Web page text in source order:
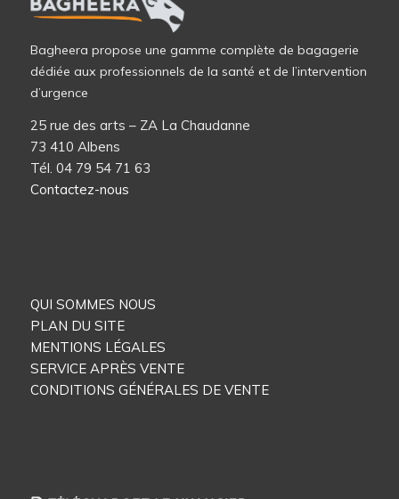
Bagheera propose une gamme complète de bagagerie
dédiée aux professionnels de la santé et de l’intervention
d’urgence
25 rue des arts – ZA La Chaudanne
73 410 Albens
Tél. 04 79 54 71 63
Contactez-nous
QUI SOMMES NOUS
PLAN DU SITE
MENTIONS LÉGALES
SERVICE APRÈS VENTE
CONDITIONS GÉNÉRALES DE VENTE